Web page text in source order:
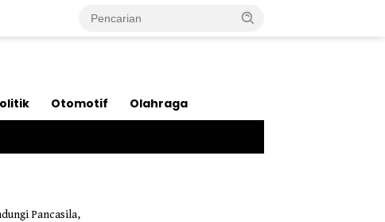
Otomotif Olahraga
Pancasila,